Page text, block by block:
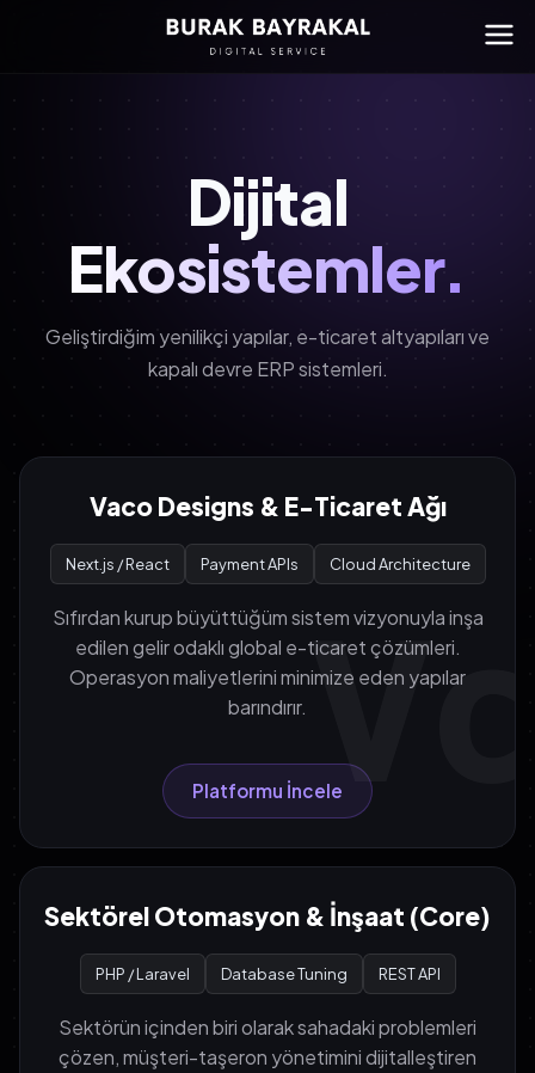
Dijital
Ekosistemler.
Geliştirdiğim yenilikçi yapılar, e-ticaret altyapıları ve
kapalı devre ERP sistemleri.
Vaco Designs & E-Ticaret Ağı
Next.js / React Payment APIs Cloud Architecture
Sıfırdan kurup büyüttüğüm sistem vizyonuyla inşa
edilen gelir odaklı global e-ticaret çözümleri.
Operasyon maliyetlerini minimize eden yapılar
barındırır.
Platformu İncele
Sektörel Otomasyon & İnşaat (Core)
PHP / Laravel Database Tuning REST API
Sektörün içinden biri olarak sahadaki problemleri
çözen, müşteri-taşeron yönetimini dijitalleştiren